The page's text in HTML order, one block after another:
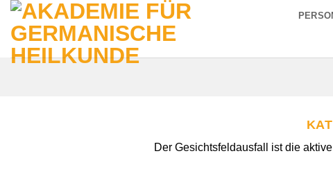
Zum
Inhalt
springen
Der Gesichtsfeldausfall ist die